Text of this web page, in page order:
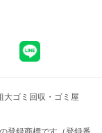
ゴミ回収・ゴミ屋
登録商標です（登録番